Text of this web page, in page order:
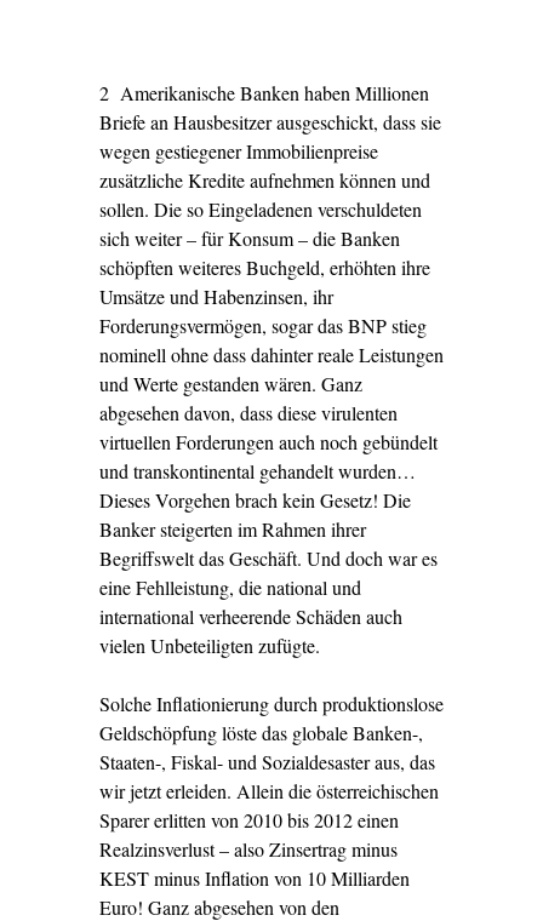
2 Amerikanische Banken haben Millionen
Briefe an Hausbesitzer ausgeschickt, dass sie
wegen gestiegener Immobilienpreise
zusätzliche Kredite aufnehmen können und
sollen. Die so Eingeladenen verschuldeten
sich weiter – für Konsum – die Banken
schöpften weiteres Buchgeld, erhöhten ihre
Umsätze und Habenzinsen, ihr
Forderungsvermögen, sogar das BNP stieg
nominell ohne dass dahinter reale Leistungen
und Werte gestanden wären. Ganz
abgesehen davon, dass diese virulenten
virtuellen Forderungen auch noch gebündelt
und transkontinental gehandelt wurden…
Dieses Vorgehen brach kein Gesetz! Die
Banker steigerten im Rahmen ihrer
Begriffswelt das Geschäft. Und doch war es
eine Fehlleistung, die national und
international verheerende Schäden auch
vielen Unbeteiligten zufügte.
Solche Inflationierung durch produktionslose
Geldschöpfung löste das globale Banken-,
Staaten-, Fiskal- und Sozialdesaster aus, das
wir jetzt erleiden. Allein die österreichischen
Sparer erlitten von 2010 bis 2012 einen
Realzinsverlust – also Zinsertrag minus
KEST minus Inflation von 10 Milliarden
Euro! Ganz abgesehen von den